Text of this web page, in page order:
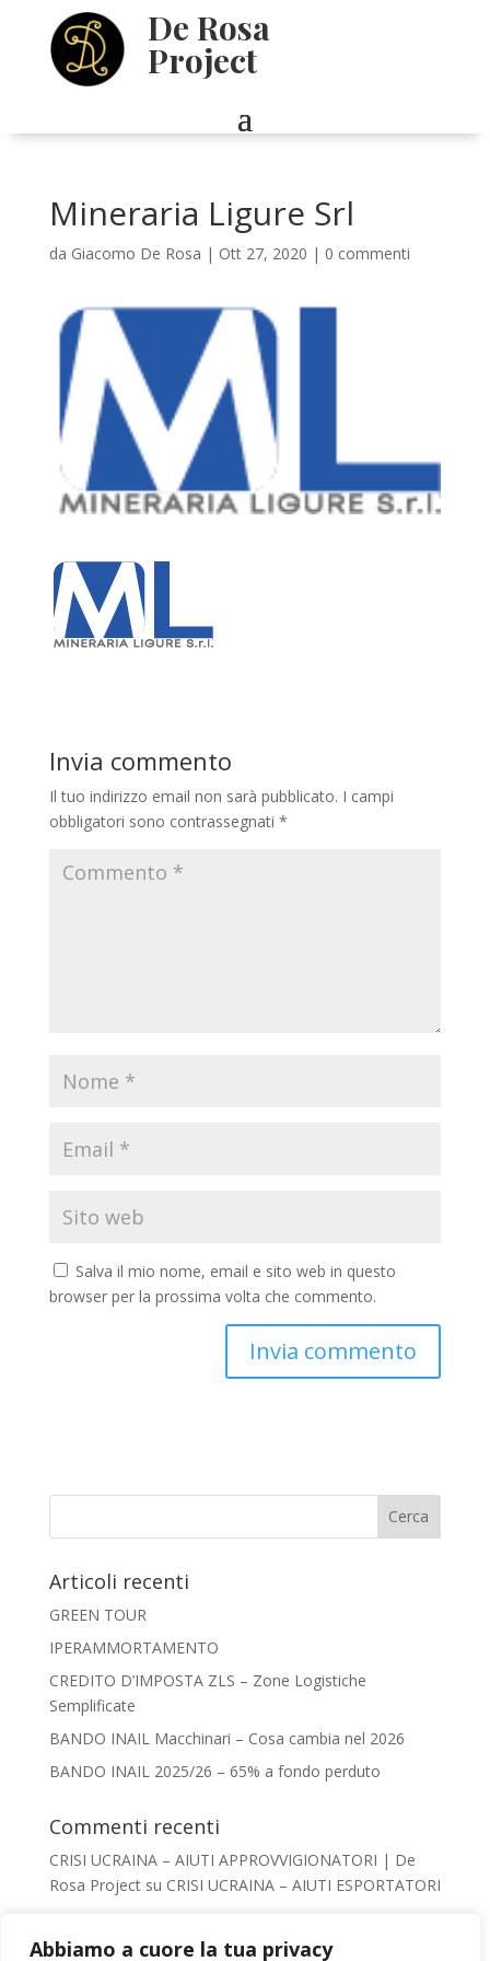
Abbiamo a cuore la tua privacy
De Rosa
Project
Mineraria Ligure Srl
da Giacomo De Rosa | Ott 27, 2020 | 0 commenti
Invia commento
Il tuo indirizzo email non sarà pubblicato. I campi
obbligatori sono contrassegnati *
Salva il mio nome, email e sito web in questo
browser per la prossima volta che commento.
Articoli recenti
GREEN TOUR
IPERAMMORTAMENTO
CREDITO D’IMPOSTA ZLS – Zone Logistiche
Semplificate
BANDO INAIL Macchinari – Cosa cambia nel 2026
BANDO INAIL 2025/26 – 65% a fondo perduto
Commenti recenti
CRISI UCRAINA – AIUTI APPROVVIGIONATORI | De
Rosa Projectsu CRISI UCRAINA – AIUTI ESPORTATORI
VADEMECUM